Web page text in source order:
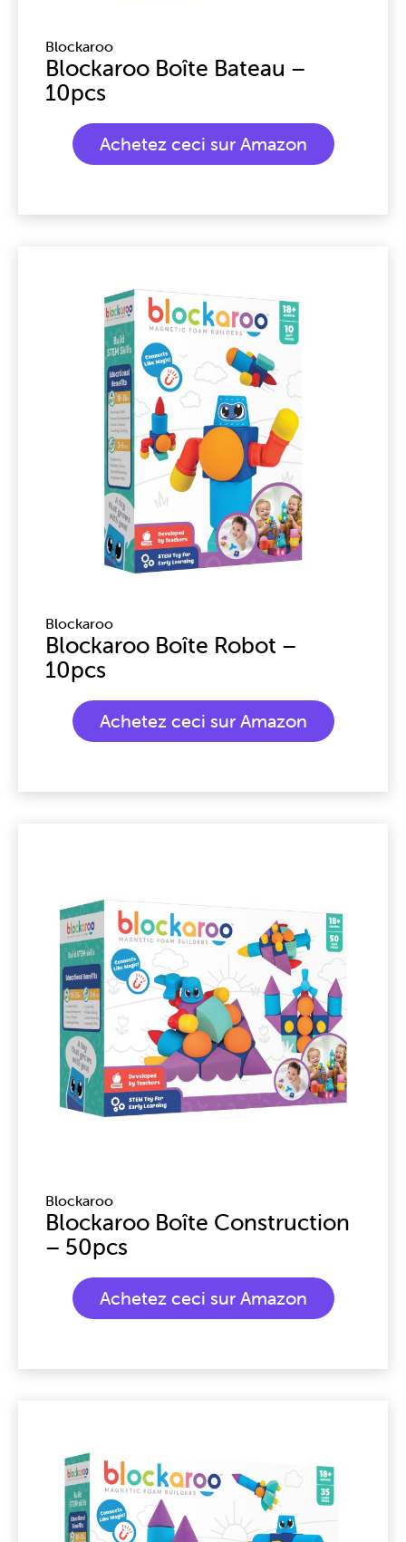
Blockaroo
Blockaroo Boîte Bateau –
10pcs
Achetez ceci sur Amazon
Blockaroo
Blockaroo Boîte Robot –
10pcs
Achetez ceci sur Amazon
Blockaroo
Blockaroo Boîte Construction
– 50pcs
Achetez ceci sur Amazon